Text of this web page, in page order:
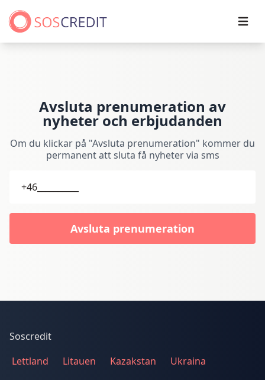
Avsluta prenumeration av
nyheter och erbjudanden
Om du klickar på "Avsluta prenumeration" kommer du
permanent att sluta få nyheter via sms
Avsluta prenumeration
Soscredit
Lettland
Litauen Kazakstan
Ukraina